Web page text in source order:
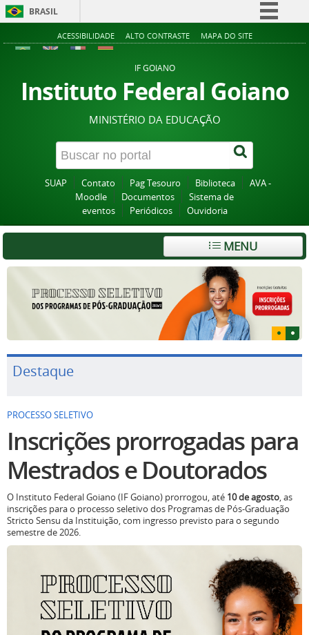
BRASIL
Simplifique!
Acesso à informação
Legislação
Canais
ACESSIBILIDADE ALTO CONTRASTE MAPA DO SITE
IF GOIANO
Instituto Federal Goiano
MINISTÉRIO DA EDUCAÇÃO
SUAP Contato Pag Tesouro Biblioteca
AVA -
Moodle
Documentos
Sistema de
eventos
Periódicos Ouvidoria
MENU
Destaque
PROCESSO SELETIVO
Inscrições prorrogadas para
Mestrados e Doutorados
O Instituto Federal Goiano (IF Goiano) prorrogou, até 10 de agosto, as
inscrições para o processo seletivo dos Programas de Pós-Graduação
Stricto Sensu da Instituição, com ingresso previsto para o segundo
semestre de 2026.